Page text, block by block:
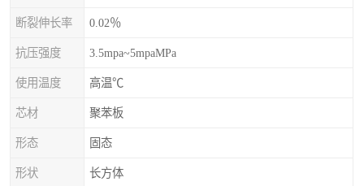
断裂伸长率 0.02％
抗压强度 3.5mpa~5mpaMPa
使用温度 高温℃
芯材 聚苯板
形态 固态
形状 长方体